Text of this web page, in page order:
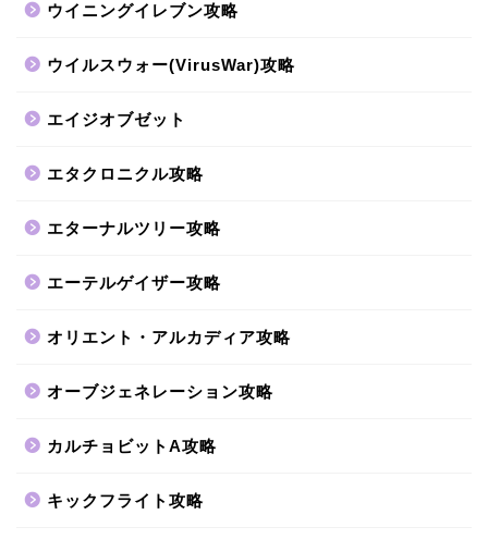
ウイニングイレブン攻略
ウイルスウォー(VirusWar)攻略
エイジオブゼット
エタクロニクル攻略
エターナルツリー攻略
エーテルゲイザー攻略
オリエント・アルカディア攻略
オーブジェネレーション攻略
カルチョビットA攻略
キックフライト攻略